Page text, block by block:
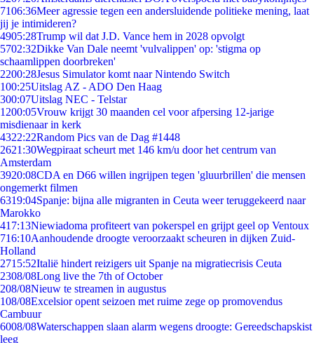
7106:36Meer agressie tegen een andersluidende politieke mening, laat
jij je intimideren?
4905:28Trump wil dat J.D. Vance hem in 2028 opvolgt
5702:32Dikke Van Dale neemt 'vulvalippen' op: 'stigma op
schaamlippen doorbreken'
2200:28Jesus Simulator komt naar Nintendo Switch
100:25Uitslag AZ - ADO Den Haag
300:07Uitslag NEC - Telstar
1200:05Vrouw krijgt 30 maanden cel voor afpersing 12-jarige
misdienaar in kerk
4322:22Random Pics van de Dag #1448
2621:30Wegpiraat scheurt met 146 km/u door het centrum van
Amsterdam
3920:08CDA en D66 willen ingrijpen tegen 'gluurbrillen' die mensen
ongemerkt filmen
6319:04Spanje: bijna alle migranten in Ceuta weer teruggekeerd naar
Marokko
417:13Niewiadoma profiteert van pokerspel en grijpt geel op Ventoux
716:10Aanhoudende droogte veroorzaakt scheuren in dijken Zuid-
Holland
2715:52Italië hindert reizigers uit Spanje na migratiecrisis Ceuta
2308/08Long live the 7th of October
208/08Nieuw te streamen in augustus
108/08Excelsior opent seizoen met ruime zege op promovendus
Cambuur
6008/08Waterschappen slaan alarm wegens droogte: Gereedschapskist
leeg